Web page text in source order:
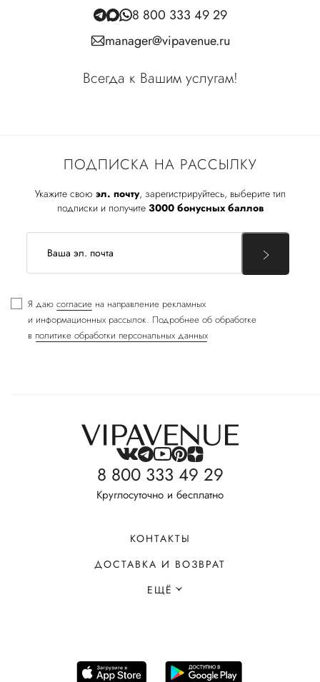
ПОДПИСКА НА РАССЫЛКУ
Укажите свою эл. почту, зарегистрируйтесь, выберите тип
подписки и получите 3000 бонусных баллов
Я даю согласие на направление рекламных
и информационных рассылок. Подробнее об обработке
в политике обработки персональных данных
8 800 333 49 29
manager@vipavenue.ru
Всегда к Вашим услугам!
8 800 333 49 29
Круглосуточно и бесплатно
КОНТАКТЫ
ДОСТАВКА И ВОЗВРАТ
ЕЩЁ